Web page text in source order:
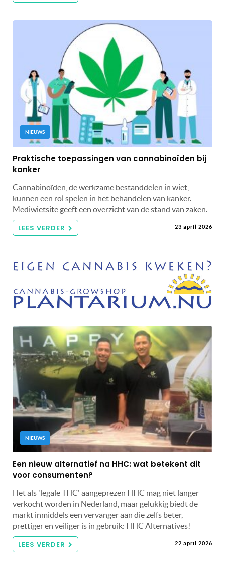
NIEUWS
Praktische toepassingen van cannabinoïden bij
kanker
Cannabinoïden, de werkzame bestanddelen in wiet,
kunnen een rol spelen in het behandelen van kanker.
Mediwietsite geeft een overzicht van de stand van zaken.
LEES VERDER 23 april 2026
NIEUWS
Een nieuw alternatief na HHC: wat betekent dit
voor consumenten?
Het als 'legale THC' aangeprezen HHC mag niet langer
verkocht worden in Nederland, maar gelukkig biedt de
markt inmiddels een vervanger aan die zelfs beter,
prettiger en veiliger is in gebruik: HHC Alternatives!
LEES VERDER 22 april 2026